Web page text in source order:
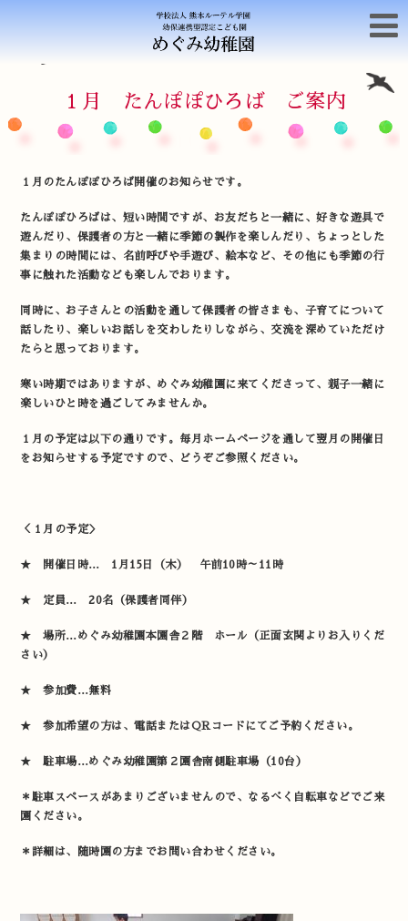
１月 たんぽぽひろば ご案内
１月のたんぽぽひろば開催のお知らせです。
たんぽぽひろばは、短い時間ですが、お友だちと一緒に、好きな遊具で
遊んだり、保護者の方と一緒に季節の製作を楽しんだり、ちょっとした
集まりの時間には、名前呼びや手遊び、絵本など、その他にも季節の行
事に触れた活動なども楽しんでおります。
同時に、お子さんとの活動を通して保護者の皆さまも、子育てについて
話したり、楽しいお話しを交わしたりしながら、交流を深めていただけ
たらと思っております。
寒い時期ではありますが、めぐみ幼稚園に来てくださって、親子一緒に
楽しいひと時を過ごしてみませんか。
１月の予定は以下の通りです。毎月ホームページを通して翌月の開催日
をお知らせする予定ですので、どうぞご参照ください。
＜１月の予定＞
★ 開催日時… 1月15日（木） 午前10時～11時
★ 定員… 20名（保護者同伴）
★ 場所…めぐみ幼稚園本園舎２階 ホール（正面玄関よりお入りくだ
さい）
★ 参加費…無料
★ 参加希望の方は、電話またはQRコードにてご予約ください。
★ 駐車場…めぐみ幼稚園第２園舎南側駐車場（10台）
＊駐車スペースがあまりございませんので、なるべく自転車などでご来
園ください。
＊詳細は、随時園の方までお問い合わせください。